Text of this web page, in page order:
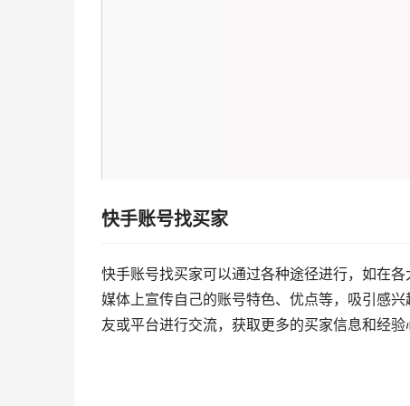
快手账号找买家
快手账号找买家可以通过各种途径进行，如在
媒体上宣传自己的账号特色、优点等，吸引感
友或平台进行交流，获取更多的买家信息和经验